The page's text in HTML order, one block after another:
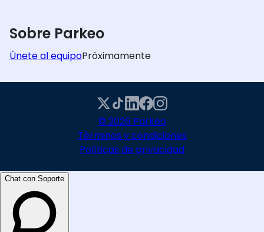
Sobre Parkeo
Únete al equipoPróximamente
© 2026 Parkeo
Términos y condiciones
Políticas de privacidad
Chat con Soporte